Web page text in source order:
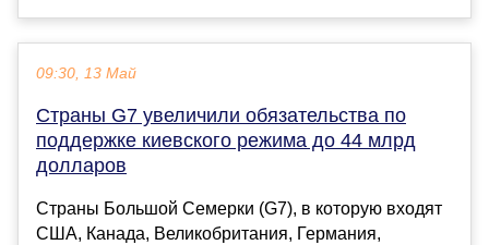
09:30, 13 Май
Страны G7 увеличили обязательства по
поддержке киевского режима до 44 млрд
долларов
Страны Большой Семерки (G7), в которую входят
США, Канада, Великобритания, Германия,